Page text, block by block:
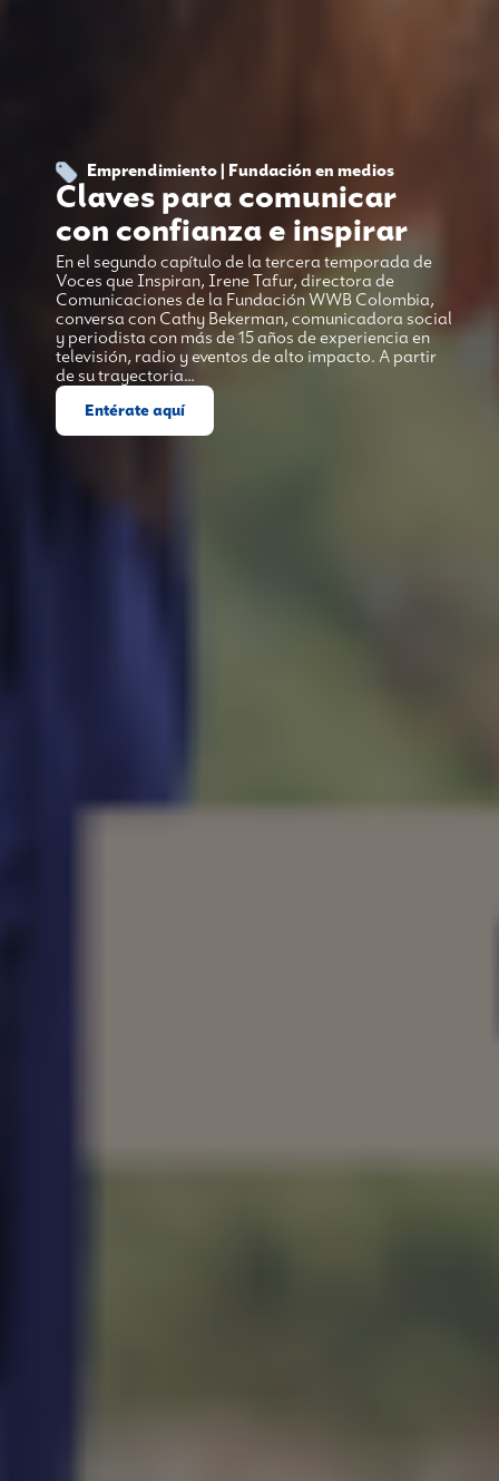
Emprendimiento | Fundación en medios
Claves para comunicar
con confianza e inspirar
En el segundo capítulo de la tercera temporada de
Voces que Inspiran, Irene Tafur, directora de
Comunicaciones de la Fundación WWB Colombia,
conversa con Cathy Bekerman, comunicadora social
y periodista con más de 15 años de experiencia en
televisión, radio y eventos de alto impacto. A partir
de su trayectoria…
Entérate aquí